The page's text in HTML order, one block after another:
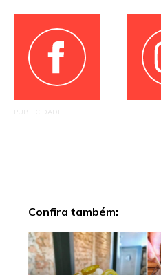
PUBLICIDADE
Confira também: